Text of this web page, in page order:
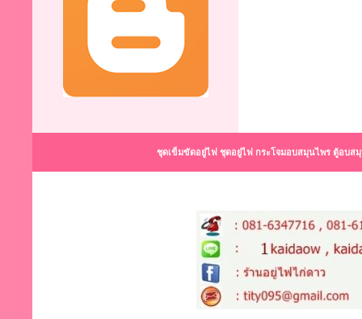
ชุดเข็มขัดอยู่ไฟ ชุดอยู่ไฟ กระโจมอบสมุนไพร ตู้อบส